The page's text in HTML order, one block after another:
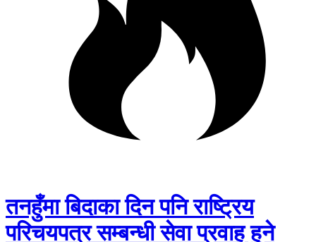
तनहुँमा बिदाका दिन पनि राष्ट्रिय
परिचयपत्र सम्बन्धी सेवा प्रवाह हुने